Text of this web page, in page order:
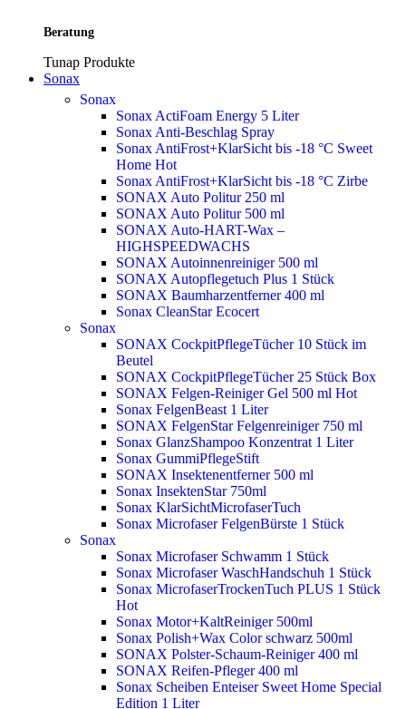
Beratung
Tunap Produkte
Sonax
Sonax
Sonax ActiFoam Energy 5 Liter
Sonax Anti-Beschlag Spray
Sonax AntiFrost+KlarSicht bis -18 °C Sweet
Home Hot
Sonax AntiFrost+KlarSicht bis -18 °C Zirbe
SONAX Auto Politur 250 ml
SONAX Auto Politur 500 ml
SONAX Auto-HART-Wax –
HIGHSPEEDWACHS
SONAX Autoinnenreiniger 500 ml
SONAX Autopflegetuch Plus 1 Stück
SONAX Baumharzentferner 400 ml
Sonax CleanStar Ecocert
Sonax
SONAX CockpitPflegeTücher 10 Stück im
Beutel
SONAX CockpitPflegeTücher 25 Stück Box
SONAX Felgen-Reiniger Gel 500 ml Hot
Sonax FelgenBeast 1 Liter
SONAX FelgenStar Felgenreiniger 750 ml
Sonax GlanzShampoo Konzentrat 1 Liter
Sonax GummiPflegeStift
SONAX Insektenentferner 500 ml
Sonax InsektenStar 750ml
Sonax KlarSichtMicrofaserTuch
Sonax Microfaser FelgenBürste 1 Stück
Sonax
Sonax Microfaser Schwamm 1 Stück
Sonax Microfaser WaschHandschuh 1 Stück
Sonax MicrofaserTrockenTuch PLUS 1 Stück
Hot
Sonax Motor+KaltReiniger 500ml
Sonax Polish+Wax Color schwarz 500ml
SONAX Polster-Schaum-Reiniger 400 ml
SONAX Reifen-Pfleger 400 ml
Sonax Scheiben Enteiser Sweet Home Special
Edition 1 Liter